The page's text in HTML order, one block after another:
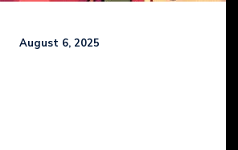
August 6, 2025